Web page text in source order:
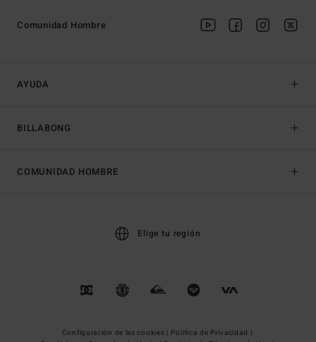
AYUDA
BILLABONG
Comunidad Hombre
COMUNIDAD HOMBRE
Elige tu región
Configuración de las cookies | Política de Privacidad |